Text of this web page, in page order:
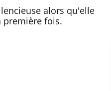
alors qu'elle
première fois.